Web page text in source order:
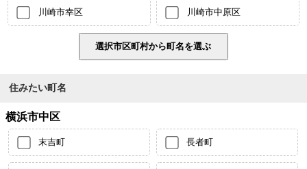
川崎市幸区 川崎市中原区
住みたい町名
横浜市中区
末吉町 長者町